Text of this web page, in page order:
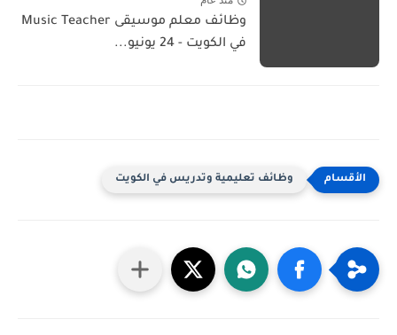
وظائف معلم موسيقى Music Teacher
في الكويت - 24 يونيو...
وظائف تعليمية وتدريس في الكويت